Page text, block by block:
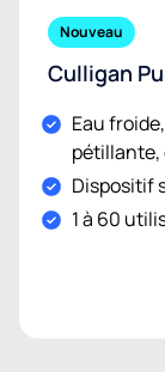
Nouveau
Culligan
Eau
pétillante,
Dispositif
1 à 60